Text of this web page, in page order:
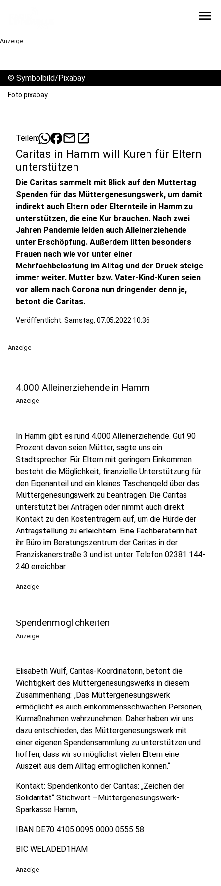
menu
Anzeige
© Symbolbild/Pixabay
Foto pixabay
Teilen: mailopen_in_new
Caritas in Hamm will Kuren für Eltern
unterstützen
Die Caritas sammelt mit Blick auf den Muttertag
Spenden für das Müttergenesungswerk, um damit
indirekt auch Eltern oder Elternteile in Hamm zu
unterstützen, die eine Kur brauchen. Nach zwei
Jahren Pandemie leiden auch Alleinerziehende
unter Erschöpfung. Außerdem litten besonders
Frauen nach wie vor unter einer
Mehrfachbelastung im Alltag und der Druck steige
immer weiter. Mutter bzw. Vater-Kind-Kuren seien
vor allem nach Corona nun dringender denn je,
betont die Caritas.
Veröffentlicht: Samstag, 07.05.2022 10:36
Anzeige
4.000 Alleinerziehende in Hamm
Anzeige
In Hamm gibt es rund 4.000 Alleinerziehende. Gut 90
Prozent davon seien Mütter, sagte uns ein
Stadtsprecher. Für Eltern mit geringem Einkommen
besteht die Möglichkeit, finanzielle Unterstützung für
den Eigenanteil und ein kleines Taschengeld über das
Müttergenesungswerk zu beantragen. Die Caritas
unterstützt bei Anträgen oder nimmt auch direkt
Kontakt zu den Kostenträgern auf, um die Hürde der
Antragstellung zu erleichtern. Eine Fachberaterin hat
ihr Büro im Beratungszentrum der Caritas in der
Franziskanerstraße 3 und ist unter Telefon 02381 144-
240 erreichbar.
Anzeige
Spendenmöglichkeiten
Anzeige
Elisabeth Wulf, Caritas-Koordinatorin, betont die
Wichtigkeit des Müttergenesungswerks in diesem
Zusammenhang: „Das Müttergenesungswerk
ermöglicht es auch einkommensschwachen Personen,
Kurmaßnahmen wahrzunehmen. Daher haben wir uns
dazu entschieden, das Müttergenesungswerk mit
einer eigenen Spendensammlung zu unterstützen und
hoffen, dass wir so möglichst vielen Eltern eine
Auszeit aus dem Alltag ermöglichen können.“
Kontakt: Spendenkonto der Caritas: „Zeichen der
Solidarität“ Stichwort –Müttergenesungswerk-
Sparkasse Hamm,
IBAN DE70 4105 0095 0000 0555 58
BIC WELADED1HAM
Anzeige